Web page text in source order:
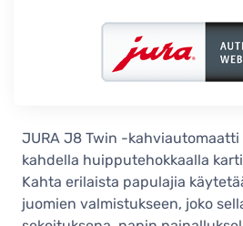
JURA J8 Twin -
kahdella huipputehokkaalla
Kahta erilaista papulajia
juomien valmistukseen, joko